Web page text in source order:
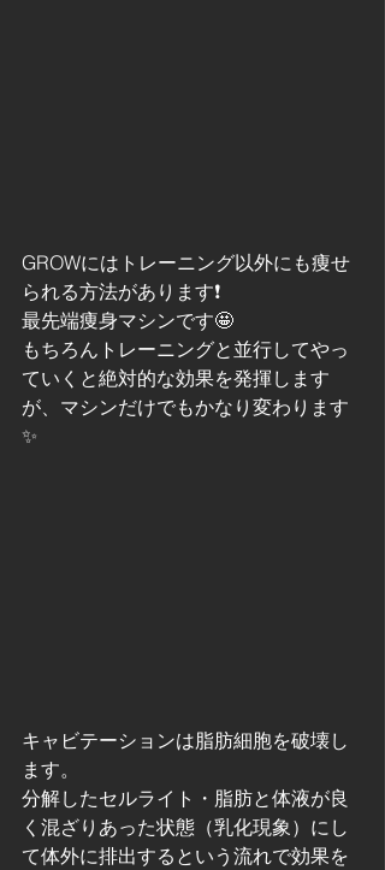
GROWにはトレーニング以外にも痩せ
られる方法があります❗
最先端痩身マシンです🤩
もちろんトレーニングと並行してやっ
ていくと絶対的な効果を発揮します
が、マシンだけでもかなり変わります
✨
キャビテーションは脂肪細胞を破壊し
ます。
分解したセルライト・脂肪と体液が良
く混ざりあった状態（乳化現象）にし
て体外に排出するという流れで効果を